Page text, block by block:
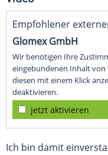
Empfohlener
Glomex GmbH
Wir benötigen Ihre
eingebundenen Inhalt von
diesen mit einem Klick
deaktivieren.
jetzt aktivieren
Ich bin damit